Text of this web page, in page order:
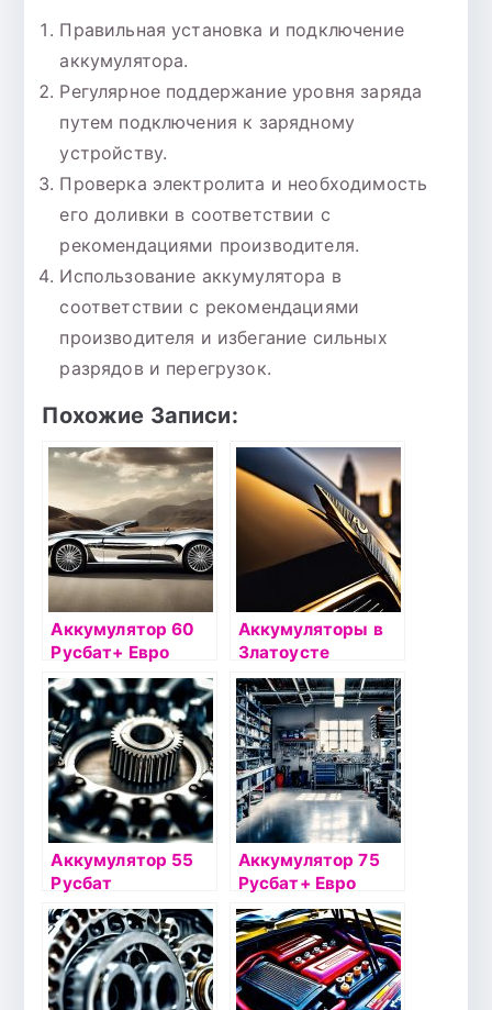
Правильная установка и подключение
аккумулятора.
Регулярное поддержание уровня заряда
путем подключения к зарядному
устройству.
Проверка электролита и необходимость
его доливки в соответствии с
рекомендациями производителя.
Использование аккумулятора в
соответствии с рекомендациями
производителя и избегание сильных
разрядов и перегрузок.
Похожие Записи:
Аккумулятор 60
Русбат+ Евро
Аккумуляторы в
Златоусте
Аккумулятор 55
Русбат
Аккумулятор 75
Русбат+ Евро